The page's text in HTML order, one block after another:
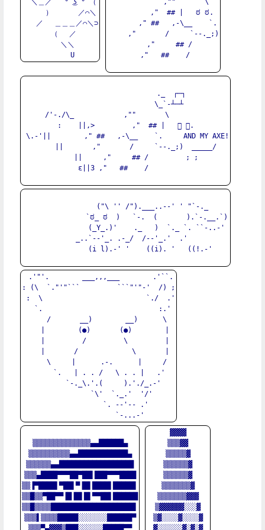
＼＿／   ° ͜ʖ ° （
）　　 　／⌒＼
／　 ＿＿＿／⌒＼⊃
（　 ／
＼＼
           ,""       \
         ,"  ## |   ಠ ಠ.
       ," ##   ,-\__    `.
     ,"       /     `--._;)
   ,"     ## /
,"   ##    /
                      ._  ┌─┐
                     \_`-┴─┴
/'-./\_            ,""       \
:    ||,>         ,"  ## |   ॓ ॔.
\.-'||        ," ##   ,-\__    `.     AND MY AXE!
     ||       ,"       /     `--._;)  _____/
     ||     ,"     ## /         ; ;
    ε||3 ,"   ##    /
               ("\ '' /").___..--' ' "`-._
               `ಠ_ ಠ  )   `-.  (       ).`-.__.`)
               (_Y_.)'    ._   )  `._ `. ``-..-'
             _..`--'_. .-_/  /--'_.'  .'
            (i l).-' '    ((i). '   ((!.-'
.'"'.        ___,,,___        .'``.
: (\  `."'"```         ```"'"-'  /) ;
:  \                         `./  .'
  `.                            :.'
    /       __)        __)      \
   |        (●)       (●)        |
   |         /         \         |
   |       /             \       |
    \     |      .-.      |     /
     `.   | . . /   \ . . |   .'
       `-._\.'.(     ).'./_.-'
           `\'  `._.'  '/'
             `. --'-- .'
▒▒▒▒▒▒▒▒▒▒▒▒▒▒▄▄██████▄
▒▒▒▒▒▒▒▒▒▒▄▄████████████▄
▒▒▒▒▒▒▄▄██████████████████
▒▒▒▄████▀▀▀██▀██▌███▀▀▀████
▒▒▐▀████▌▀██▌▀▐█▌████▌█████▌
▒▒█▒▒▀██▀▀▐█▐█▌█▌▀▀██▌██████
▒▒█▒▒▒▒████████████████████▌
▒▒▒▌▒▒▒▒█████░░░░░░░██████▀
▒▒▒▀▄▓▓▓▒███░░░░░░█████▀▀
▓▓▓▓
▒▒▒▓▓
▒▒▒▒▒▓
▒▒▒▒▒▒▓
▒▒▒▒▒▒▓
▒▒▒▒▒▒▒▓
▒▒▒▒▒▒▒▓▓▓
▒▓▓▓▓▓▓░░░▓
▒▓░░░░▓░░░░▓
▓░░░░░░▓░▓░▓